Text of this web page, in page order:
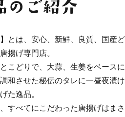
】とは、安心、新鮮、良質、国産
揚げ専門店。
こどりで、大蒜、生姜をベース
和させた秘伝のタレに一昼夜漬
た逸品。
すべてにこだわった唐揚げはまさ